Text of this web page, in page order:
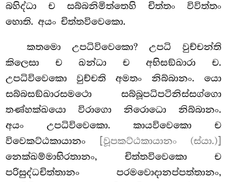
බහිද්ධා ච සබ්බනිමිත්තෙහි චිත්තං විවිත්තං
හොති. අයං චිත්තවිවෙකො.
කතමො උපධිවිවෙකො? උපධි වුච්චන්ති
කිලෙසා ච ඛන්ධා ච අභිසඞ්ඛාරා ච.
උපධිවිවෙකො වුච්චති අමතං නිබ්බානං. යො
සබ්බසඞ්ඛාරසමථො සබ්බූපධිපටිනිස්සග්ගො
තණ්හක්ඛයො විරාගො නිරොධො නිබ්බානං.
අයං උපධිවිවෙකො. කායවිවෙකො ච
විවෙකට්ඨකායානං
[වූපකට්ඨකායානං (ස්යා.)]
නෙක්ඛම්මාභිරතානං, චිත්තවිවෙකො ච
පරිසුද්ධචිත්තානං පරමවොදානප්පත්තානං,